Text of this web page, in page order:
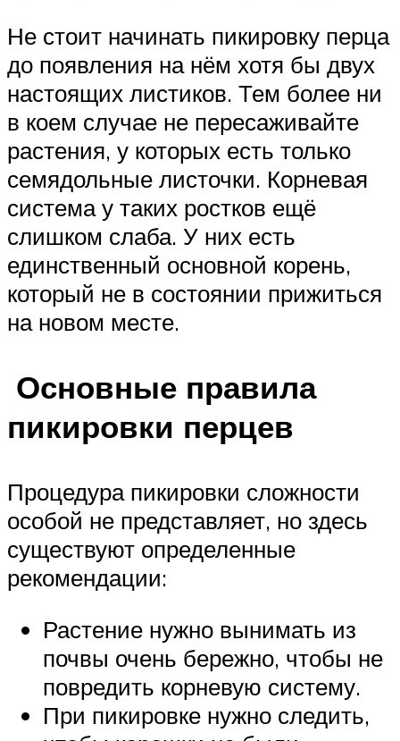
Не стоит начинать пикировку перца
до появления на нём хотя бы двух
настоящих листиков. Тем более ни
в коем случае не пересаживайте
растения, у которых есть только
семядольные листочки. Корневая
система у таких ростков ещё
слишком слаба. У них есть
единственный основной корень,
который не в состоянии прижиться
на новом месте.
Основные правила
пикировки перцев
Процедура пикировки сложности
особой не представляет, но здесь
существуют определенные
рекомендации:
Растение нужно вынимать из
почвы очень бережно, чтобы не
повредить корневую систему.
При пикировке нужно следить,